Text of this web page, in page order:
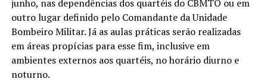
junho, nas dependências dos quartéis do CBMTO ou em
outro lugar definido pelo Comandante da Unidade
Bombeiro Militar. Já as aulas práticas serão realizadas
em áreas propícias para esse fim, inclusive em
ambientes externos aos quartéis, no horário diurno e
noturno.